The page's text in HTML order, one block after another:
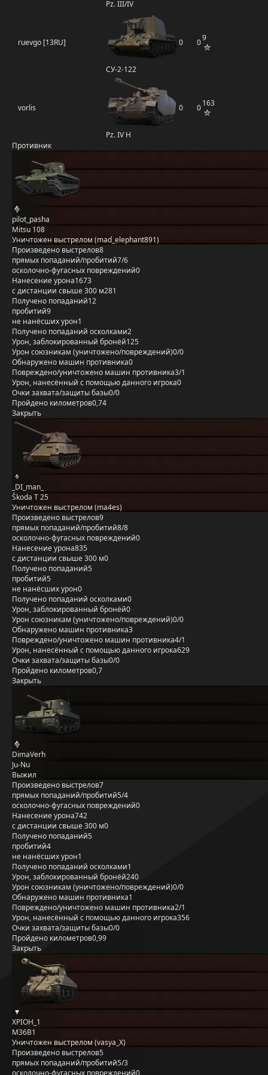
Pz. III/IV
ruevgo [13RU]
СУ-2-122
0 09
vorlis
Pz. IV H
0 0163
Противник
pilot_pasha
Mitsu 108
Уничтожен выстрелом (mad_elephant891)
Произведено выстрелов8
прямых попаданий/пробитий7/6
осколочно-фугасных повреждений0
Нанесение урона1673
с дистанции свыше 300 м281
Получено попаданий12
пробитий9
не нанёсших урон1
Получено попаданий осколками2
Урон, заблокированный бронёй125
Урон союзникам (уничтожено/повреждений)0/0
Обнаружено машин противника0
Повреждено/уничтожено машин противника3/1
Урон, нанесённый с помощью данного игрока0
Очки захвата/защиты базы0/0
Пройдено километров0,74
Закрыть
_DI_man_
Škoda T 25
Уничтожен выстрелом (ma4es)
Произведено выстрелов9
прямых попаданий/пробитий8/8
осколочно-фугасных повреждений0
Нанесение урона835
с дистанции свыше 300 м0
Получено попаданий5
пробитий5
не нанёсших урон0
Получено попаданий осколками0
Урон, заблокированный бронёй0
Урон союзникам (уничтожено/повреждений)0/0
Обнаружено машин противника3
Повреждено/уничтожено машин противника4/1
Урон, нанесённый с помощью данного игрока629
Очки захвата/защиты базы0/0
Пройдено километров0,7
Закрыть
DimaVerh
Ju-Nu
Выжил
Произведено выстрелов7
прямых попаданий/пробитий5/4
осколочно-фугасных повреждений0
Нанесение урона742
с дистанции свыше 300 м0
Получено попаданий5
пробитий4
не нанёсших урон1
Получено попаданий осколками1
Урон, заблокированный бронёй240
Урон союзникам (уничтожено/повреждений)0/0
Обнаружено машин противника1
Повреждено/уничтожено машин противника2/1
Урон, нанесённый с помощью данного игрока356
Очки захвата/защиты базы0/0
Пройдено километров0,99
Закрыть
XPIOH_1
M36B1
Уничтожен выстрелом (vasya_X)
Произведено выстрелов5
прямых попаданий/пробитий5/3
осколочно-фугасных повреждений0